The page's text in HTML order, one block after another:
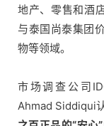
地产、零售和酒
与泰国尚泰集团
物等领域。
市场调查公司
Ahmad Siddiqui